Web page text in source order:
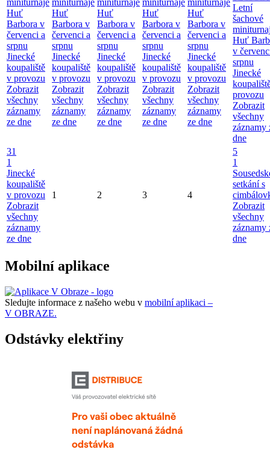
miniturnaje
Huť
Barbora v
červenci a
srpnu
Jinecké
koupaliště
v provozu
Zobrazit
všechny
záznamy
ze dne
miniturnaje
Huť
Barbora v
červenci a
srpnu
Jinecké
koupaliště
v provozu
Zobrazit
všechny
záznamy
ze dne
miniturnaje
Huť
Barbora v
červenci a
srpnu
Jinecké
koupaliště
v provozu
Zobrazit
všechny
záznamy
ze dne
miniturnaje
Huť
Barbora v
červenci a
srpnu
Jinecké
koupaliště
v provozu
Zobrazit
všechny
záznamy
ze dne
miniturnaje
Huť
Barbora v
červenci a
srpnu
Jinecké
koupaliště
v provozu
Zobrazit
všechny
záznamy
ze dne
Letní
šachové
Huť
v
srpnu
Jinecké
provozu
Zobrazit
všechny
záznamy
dne
31
1
Jinecké
koupaliště
v provozu
Zobrazit
všechny
záznamy
ze dne
1 2 3 4
5
1
setkání s
Zobrazit
všechny
záznamy
dne
Mobilní aplikace
Sledujte informace z našeho webu v mobilní aplikaci –
V OBRAZE.
Odstávky elektřiny